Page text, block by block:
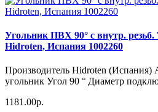
Угольник ПВХ 90° с внутр. резьб.
Hidroten, Испания 1002260
Производитель Hidroten
угольник Угол 90 ° Диаметр
1181.00р.